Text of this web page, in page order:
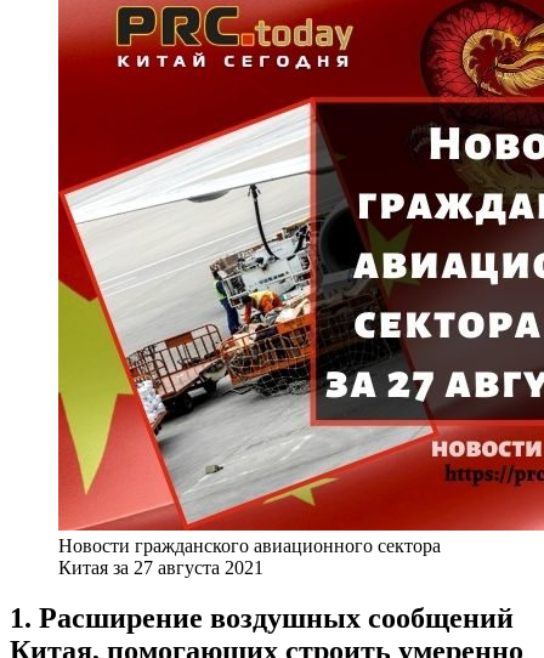
Новости гражданского авиационного сектора
Китая за 27 августа 2021
1. Расширение воздушных сообщений
Китая, помогающих строить умеренно